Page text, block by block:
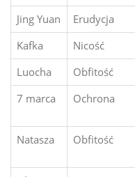
Jing Yuan
Erudycja
Kafka
Nicość
Luocha
Obfitość
7 marca
Ochrona
Natasza
Obfitość